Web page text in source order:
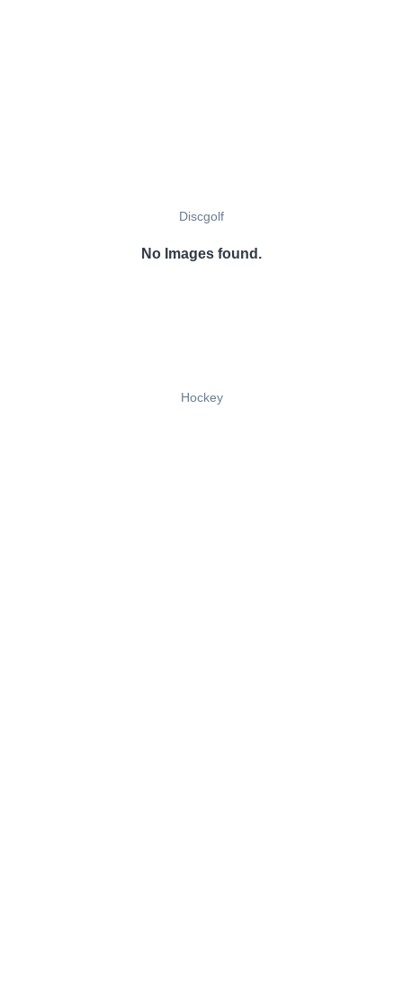
Discgolf
No Images found.
Hockey